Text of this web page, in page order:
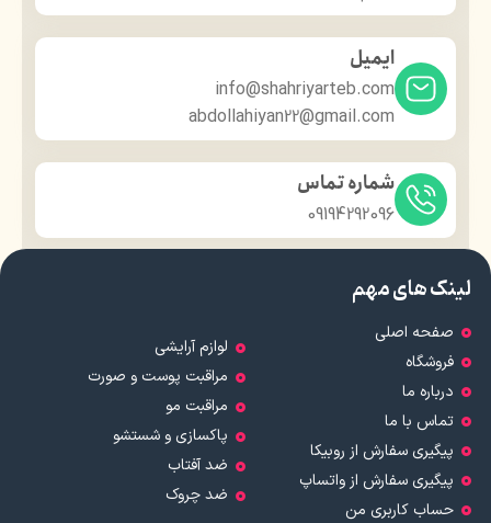
ایمیل
info@shahriyarteb.com
abdollahiyan22@gmail.com
شماره تماس
09194292096
لینک های مهم
صفحه اصلی
فروشگاه
درباره ما
تماس با ما
پیگیری سفارش از روبیکا
پیگیری سفارش از واتساپ
حساب کاربری من
لوازم آرایشی
مراقبت پوست و صورت
مراقبت مو
پاکسازی و شستشو
ضد آفتاب
ضد چروک